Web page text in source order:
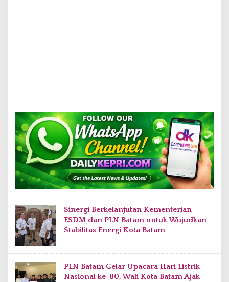
Sinergi Berkelanjutan Kementerian
ESDM dan PLN Batam untuk Wujudkan
Stabilitas Energi Kota Batam
PLN Batam Gelar Upacara Hari Listrik
Nasional ke-80, Wali Kota Batam Ajak